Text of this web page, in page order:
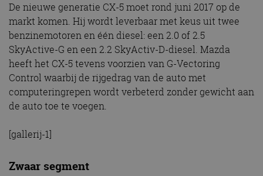
De nieuwe generatie CX-5 moet rond juni 2017 op de
markt komen. Hij wordt leverbaar met keus uit twee
benzinemotoren en één diesel: een 2.0 of 2.5
SkyActive-G en een 2.2 SkyActiv-D-diesel. Mazda
heeft het CX-5 tevens voorzien van G-Vectoring
Control waarbij de rijgedrag van de auto met
computeringrepen wordt verbeterd zonder gewicht aan
de auto toe te voegen.
[gallerij-1]
Zwaar segment